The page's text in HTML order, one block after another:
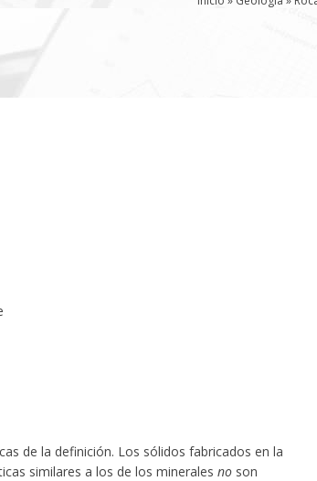
de la definición. Los sólidos fabricados en la
similares a los de los minerales noson